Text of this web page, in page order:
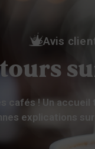
Avis
cafés ! Un
explications sur